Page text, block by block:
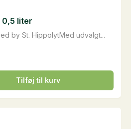
by St. HippolytMed udvalgt...
0,5 liter
Tilføj til kurv